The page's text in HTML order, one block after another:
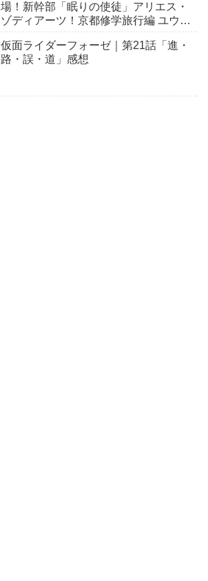
場！新幹部「眠りの使徒」アリエス・
ゾディアーツ！京都修学旅行編 ユウキ
仮面ライダーフォーゼ｜第21話「進・
路・誤・道」感想